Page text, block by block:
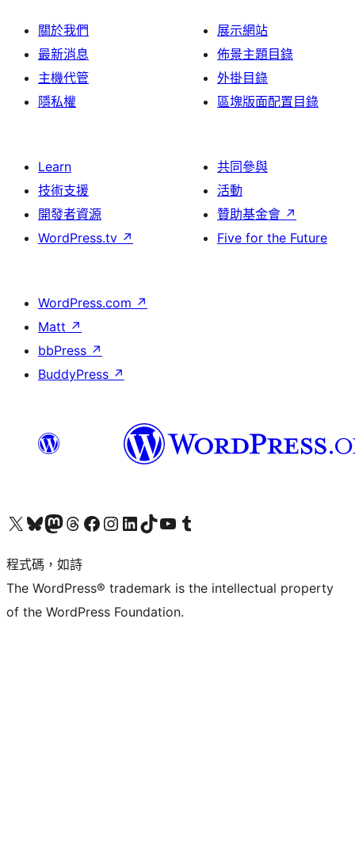
關於我們
最新消息
主機代管
隱私權
展示網站
佈景主題目錄
外掛目錄
區塊版面配置目錄
Learn
技術支援
開發者資源
WordPress.tv ↗
共同參與
活動
贊助基金會 ↗
Five for the Future
WordPress.com ↗
Matt ↗
bbPress ↗
BuddyPress ↗
查看我們的 X (之前的 Twitter) 帳號造訪我們的 Bluesky 帳號造訪我們的 Mastodon 帳號造訪我們的 Threads 帳號 造訪我們的 Facebook 粉絲專頁Visit our Instagram account
Visit our LinkedIn account
造訪我們的 TikTok 帳號Visit our YouTube channel
造訪我們的 Tumblr 帳號
程式碼，如詩
The WordPress® trademark is the intellectual property
of the WordPress Foundation.